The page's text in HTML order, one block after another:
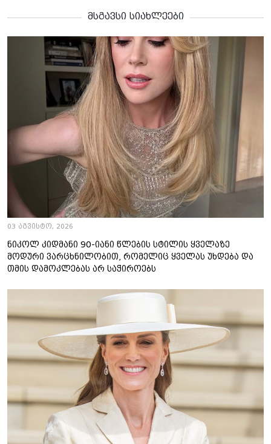
მსგავსი სიახლეები
03 აგვისტო, 2026
ნიკოლ კიდმანი 90-იანი წლების სტილის ყველაზე
მოდური ვარცხნილობით, რომელიც ყველას უხდება და
თმის დამოკლებას არ საჭიროებს